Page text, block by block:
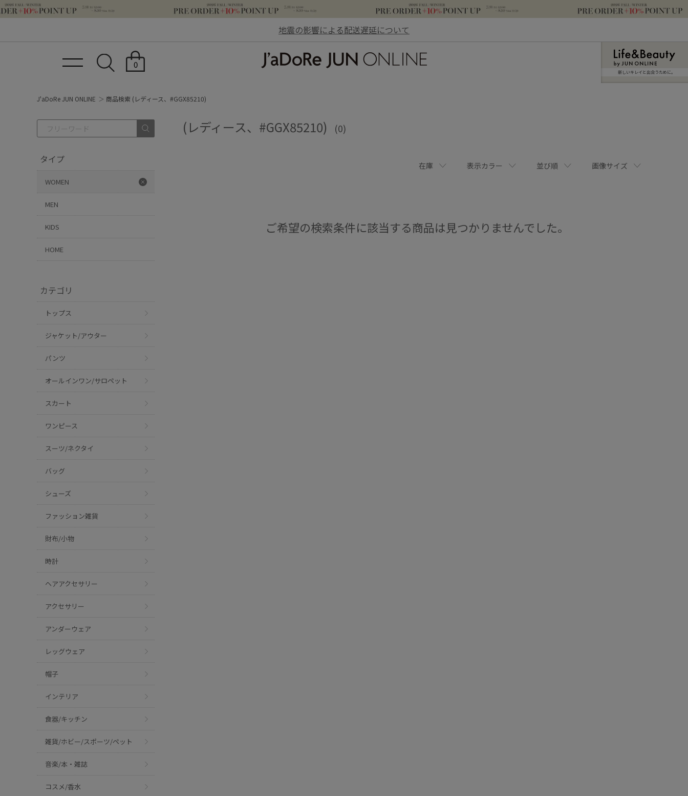
地震の影響による配送遅延について
0
新しいキレイと出合うために。
J'aDoRe JUN ONLINE 商品検索 (レディース、#GGX85210)
タイプ
WOMEN
MEN
KIDS
HOME
カテゴリ
トップス
ジャケット/アウター
パンツ
オールインワン/サロペット
スカート
ワンピース
スーツ/ネクタイ
バッグ
シューズ
ファッション雑貨
財布/小物
時計
ヘアアクセサリー
アクセサリー
アンダーウェア
レッグウェア
帽子
インテリア
食器/キッチン
雑貨/ホビー/スポーツ/ペット
音楽/本・雑誌
コスメ/香水
(レディース、#GGX85210) (0)
在庫 表示カラー 並び順 画像サイズ
ご希望の検索条件に該当する商品は見つかりませんでした。